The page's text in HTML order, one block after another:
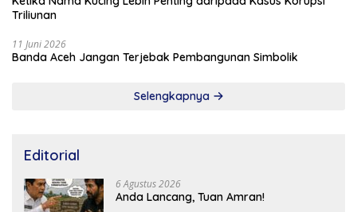
Triliunan
11 Juni 2026
Banda Aceh Jangan Terjebak Pembangunan Simbolik
Selengkapnya
Editorial
6 Agustus 2026
Anda Lancang, Tuan Amran!